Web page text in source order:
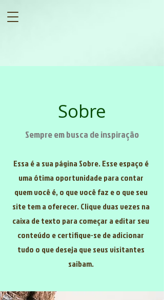
Sobre
Sempre em busca de inspiração
Essa é a sua página Sobre. Esse espaço é
uma ótima oportunidade para contar
quem você é, o que você faz e o que seu
site tem a oferecer. Clique duas vezes na
caixa de texto para começar a editar seu
conteúdo e certifique-se de adicionar
tudo o que deseja que seus visitantes
saibam.